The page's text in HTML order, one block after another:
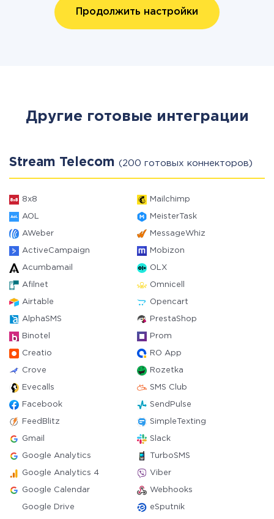
Продолжить настройки
Другие готовые интеграции
Stream Telecom (200 готовых коннекторов)
8x8 Mailchimp
AOL MeisterTask
AWeber MessageWhiz
ActiveCampaign Mobizon
Acumbamail OLX
Afilnet Omnicell
Airtable Opencart
AlphaSMS PrestaShop
Binotel Prom
Creatio RO App
Crove Rozetka
Evecalls SMS Club
Facebook SendPulse
FeedBlitz SimpleTexting
Gmail Slack
Google Analytics TurboSMS
Google Analytics 4 Viber
Google Calendar Webhooks
Google Drive eSputnik